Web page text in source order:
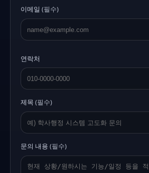
이메일 (필수)
연락처
제목 (필수)
문의 내용 (필수)